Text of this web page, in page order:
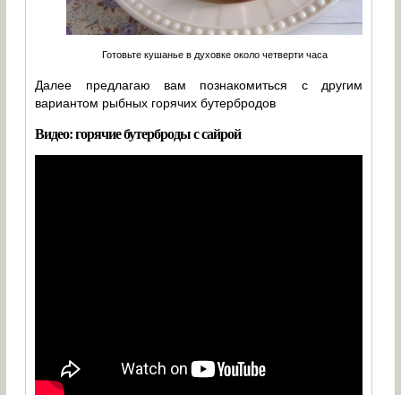
Готовьте кушанье в духовке около четверти часа
Далее предлагаю вам познакомиться с другим
вариантом рыбных горячих бутербродов
Видео: горячие бутерброды с сайрой